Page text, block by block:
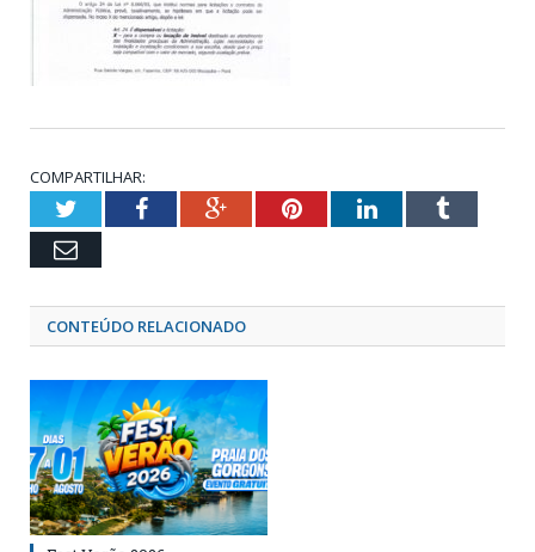
COMPARTILHAR:
TwitterFacebookGoogle+PinterestLinkedInTumblr
Email
CONTEÚDO RELACIONADO